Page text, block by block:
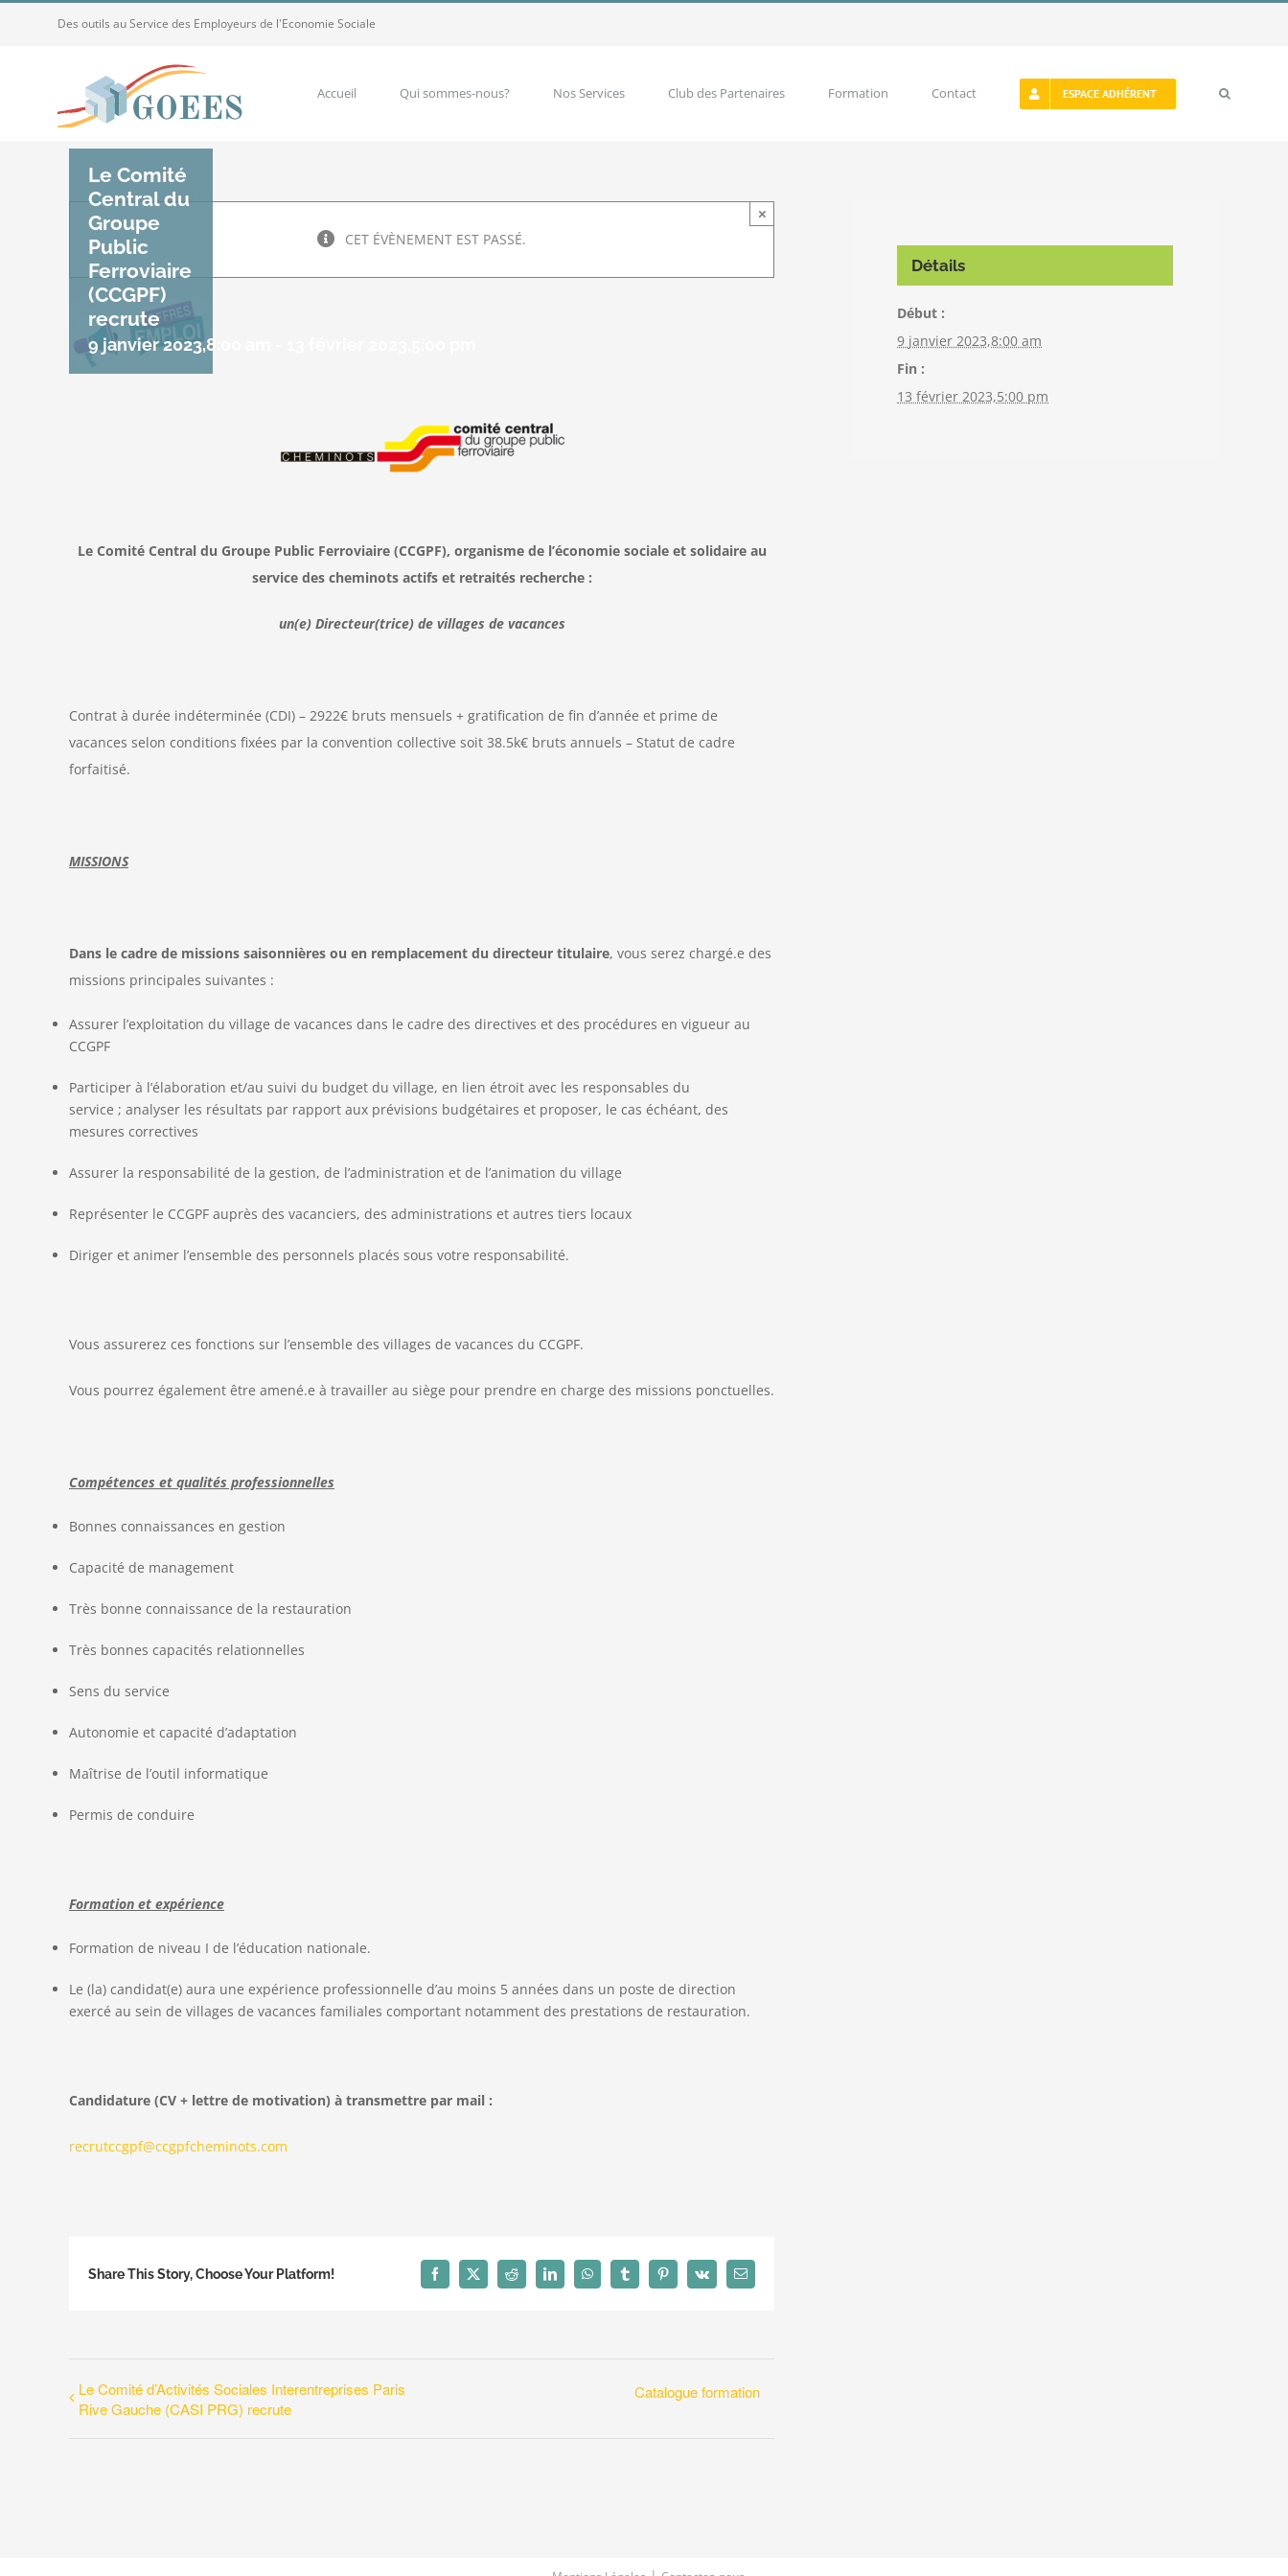
Des outils au Service des Employeurs de l'Economie Sociale
Accueil Qui sommes-nous? Nos Services Club des Partenaires Formation Contact ESPACE ADHÉRENT
CET ÉVÈNEMENT EST PASSÉ.
×
Le Comité
Central du
Groupe
Public
Ferroviaire
(CCGPF)
recrute
9 janvier 2023,8:00 am
Le Comité Central du Groupe Public Ferroviaire (CCGPF), organisme de l’économie sociale et solidaire au
service des cheminots actifs et retraités recherche :
un(e) Directeur(trice) de villages de vacances
Contrat à durée indéterminée (CDI) – 2922€ bruts mensuels + gratification de fin d’année et prime de
vacances selon conditions fixées par la convention collective soit 38.5k€ bruts annuels – Statut de cadre
forfaitisé.
MISSIONS
Dans le cadre de missions saisonnières ou en remplacement du directeur titulaire, vous serez chargé.e des
missions principales suivantes :
Assurer l’exploitation du village de vacances dans le cadre des directives et des procédures en vigueur au
CCGPF
Participer à l’élaboration et/au suivi du budget du village, en lien étroit avec les responsables du
service ; analyser les résultats par rapport aux prévisions budgétaires et proposer, le cas échéant, des
mesures correctives
Assurer la responsabilité de la gestion, de l’administration et de l’animation du village
Représenter le CCGPF auprès des vacanciers, des administrations et autres tiers locaux
Diriger et animer l’ensemble des personnels placés sous votre responsabilité.
Vous assurerez ces fonctions sur l’ensemble des villages de vacances du CCGPF.
Vous pourrez également être amené.e à travailler au siège pour prendre en charge des missions ponctuelles.
Compétences et qualités professionnelles
Bonnes connaissances en gestion
Capacité de management
Très bonne connaissance de la restauration
Très bonnes capacités relationnelles
Sens du service
Autonomie et capacité d’adaptation
Maîtrise de l’outil informatique
Permis de conduire
Formation et expérience
Formation de niveau I de l’éducation nationale.
Le (la) candidat(e) aura une expérience professionnelle d’au moins 5 années dans un poste de direction
exercé au sein de villages de vacances familiales comportant notamment des prestations de restauration.
Candidature (CV + lettre de motivation) à transmettre par mail :
recrutccgpf@ccgpfcheminots.com
Share This Story, Choose Your Platform! Facebook
X Reddit LinkedInWhatsAppTumblrPinterest
Vk Email
Le Comité d’Activités Sociales Interentreprises Paris
Rive Gauche (CASI PRG) recrute
Catalogue formation
Détails
Début :
9 janvier 2023,8:00 am
Fin :
13 février 2023,5:00 pm